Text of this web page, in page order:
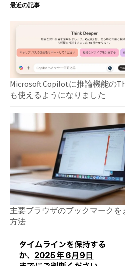
最近の記事
Microsoft Copilotに推論機能の
も使えるようになりました
主要ブラウザのブックマーク
方法